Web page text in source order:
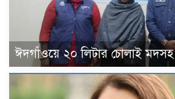
ঈদগাঁওয়ে ২০ লিটার চোলাই